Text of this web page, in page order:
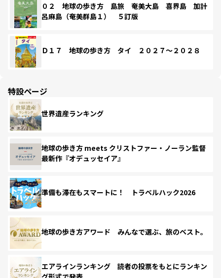
０２ 地球の歩き方 島旅 奄美大島 喜界島 加計
呂麻島（奄美群島１） ５訂版
Ｄ１７ 地球の歩き方 タイ ２０２７～２０２８
特設ページ
世界遺産ランキング
地球の歩き方 meets クリストファー・ノーラン監督
最新作『オデュッセイア』
準備も滞在もスマートに！ トラベルハック2026
地球の歩き方アワード みんなで選ぶ、旅のベスト。
エアラインランキング 読者の投票をもとにランキン